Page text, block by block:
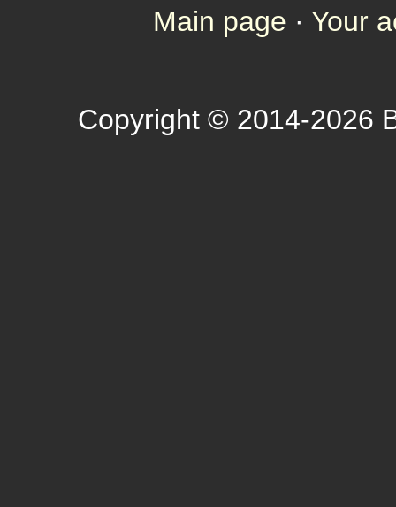
Main page · Your
Copyright © 2014-2026